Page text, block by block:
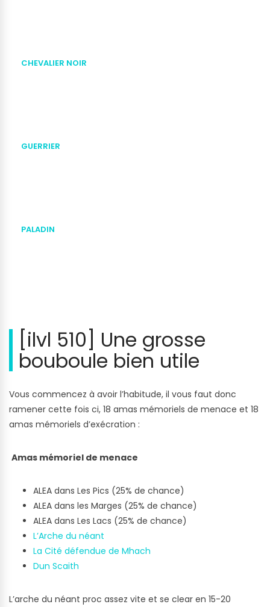
CHEVALIER NOIR
GUERRIER
PALADIN
[ilvl 510] Une grosse
bouboule bien utile
Vous commencez à avoir l’habitude, il vous faut donc
ramener cette fois ci, 18 amas mémoriels de menace et 18
amas mémoriels d’exécration :
Amas mémoriel de menace
ALEA dans Les Pics (25% de chance)
ALEA dans les Marges (25% de chance)
ALEA dans Les Lacs (25% de chance)
L’Arche du néant
La Cité défendue de Mhach
Dun Scaith
L’arche du néant proc assez vite et se clear en 15-20